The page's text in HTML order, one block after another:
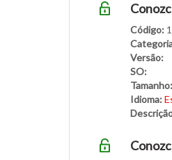
Código:
Versão:
SO:
Tamanho:
Idioma: